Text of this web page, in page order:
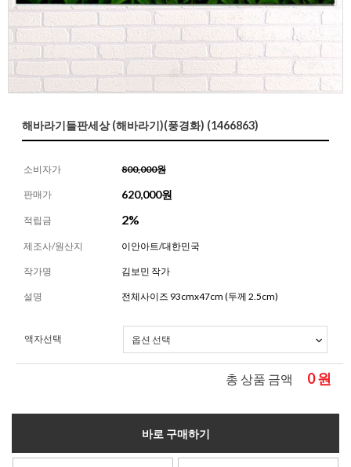
해바라기들판세상 (해바라기)(풍경화) (1466863)
소비자가 800,000원
판매가 620,000원
적립금 2%
제조사/원산지 이안아트/대한민국
작가명 김보민 작가
설명 전체사이즈 93cmx47cm (두께 2.5cm)
액자선택
총 상품 금액 0원
바로 구매하기